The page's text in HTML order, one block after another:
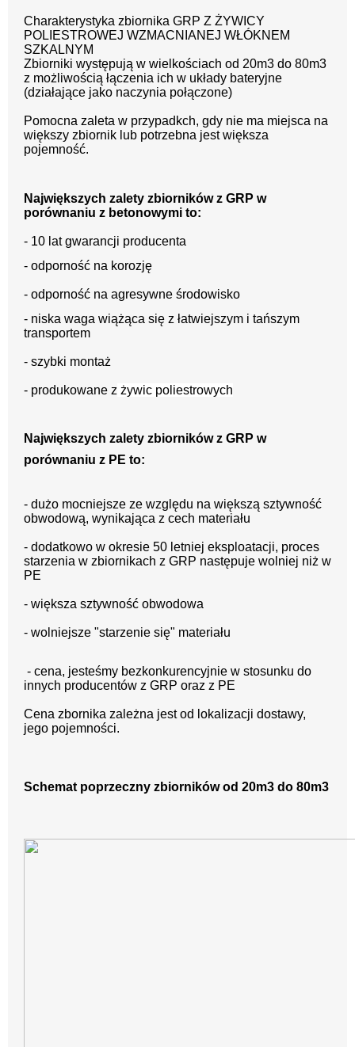
Charakterystyka zbiornika GRP Z ŻYWICY
POLIESTROWEJ WZMACNIANEJ WŁÓKNEM
SZKALNYM
Zbiorniki występują w wielkościach od 20m3 do 80m3
z możliwością łączenia ich w układy bateryjne
(działające jako naczynia połączone)
Pomocna zaleta w przypadkch, gdy nie ma miejsca na
większy zbiornik lub potrzebna jest większa
pojemność.
Największych zalety zbiorników z GRP w
porównaniu z betonowymi to:
- 10 lat gwarancji producenta
- odporność na korozję
- odporność na agresywne środowisko
- niska waga wiążąca się z łatwiejszym i tańszym
transportem
- szybki montaż
- produkowane z żywic poliestrowych
Największych zalety zbiorników z GRP w
porównaniu z PE to:
- dużo mocniejsze ze względu na większą sztywność
obwodową, wynikająca z cech materiału
- dodatkowo w okresie 50 letniej eksploatacji, proces
starzenia w zbiornikach z GRP następuje wolniej niż w
PE
- większa sztywność obwodowa
- wolniejsze "starzenie się" materiału
- cena, jesteśmy bezkonkurencyjnie w stosunku do
innych producentów z GRP oraz z PE
Cena zbornika zależna jest od lokalizacji dostawy,
jego pojemności.
Schemat poprzeczny zbiorników od 20m3 do 80m3